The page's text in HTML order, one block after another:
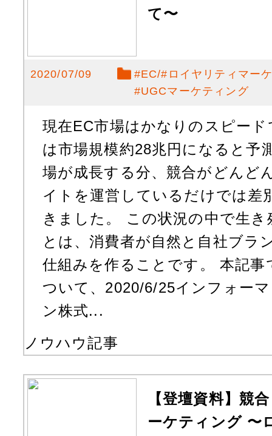
て〜
2020/07/09 #EC # ロイヤリティマー
#UGCマーケティング
現在EC市場はかなりのスピー
は市場規模約28兆円になると予
場が成長する分、競合がどんど
イトを運営しているだけでは差
きました。 この状況の中で生
とは、消費者が自然と自社ブラ
仕組みを作ることです。 本記
ついて、2020/6/25インフォー
ン株式...
ノウハウ記事
【登壇資料】競
ーケティング 〜